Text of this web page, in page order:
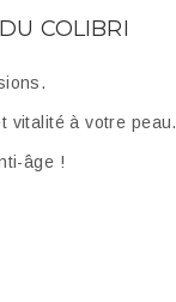
COLIBRI
vitalité à votre peau.
âge !